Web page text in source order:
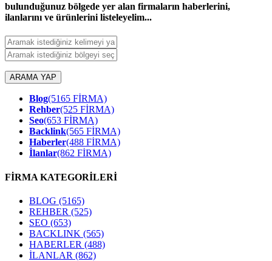
bulunduğunuz bölgede yer alan firmaların haberlerini,
ilanlarını ve ürünlerini listeleyelim...
ARAMA YAP
Blog(5165 FİRMA)
Rehber(525 FİRMA)
Seo(653 FİRMA)
Backlink(565 FİRMA)
Haberler(488 FİRMA)
İlanlar(862 FİRMA)
FİRMA KATEGORİLERİ
BLOG (5165)
REHBER (525)
SEO (653)
BACKLINK (565)
HABERLER (488)
İLANLAR (862)